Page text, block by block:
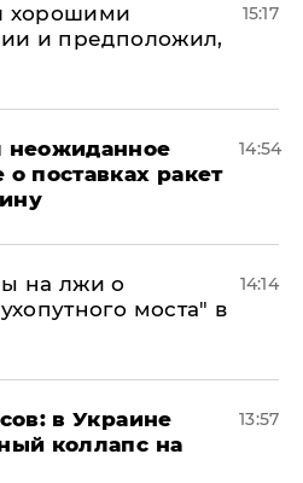
хорошими
и предположил,
15:17
неожиданное
поставках ракет
14:54
на лжи о
моста" в
14:14
в Украине
коллапс на
13:57